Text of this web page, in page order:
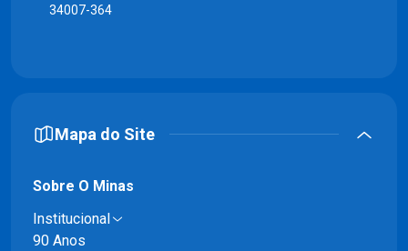
34007-364
Mapa do Site
Sobre O Minas
Institucional
90 Anos